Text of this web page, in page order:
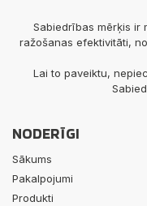
Sabiedrības mērķis ir
ražošanas efektivitāti,
Lai to paveiktu,
NODERĪGI
Sākums
Pakalpojumi
Produkti